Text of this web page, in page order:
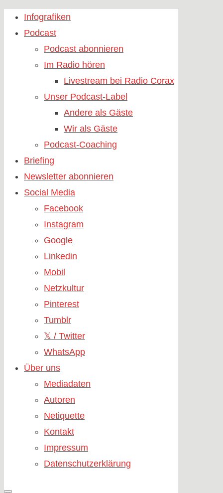
Skip
Infografiken
Podcast
Podcast abonnieren
Im Radio hören
Livestream bei Radio Corax
Unser Podcast-Label
Andere als Gäste
Wir als Gäste
Podcast-Coaching
Briefing
Newsletter abonnieren
Social Media
Facebook
Instagram
Google
Linkedin
Mobil
Netzkultur
Pinterest
Tumblr
𝕏 / Twitter
WhatsApp
Über uns
Mediadaten
Autoren
Netiquette
Kontakt
Impressum
Datenschutzerklärung